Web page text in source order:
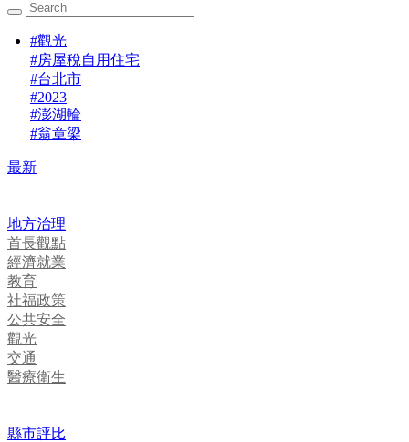
#觀光
#房屋稅自用住宅
#台北市
#2023
#澎湖輪
#翁章梁
最新
地方治理
首長觀點
經濟就業
教育
社福政策
公共安全
觀光
交通
醫療衛生
縣市評比